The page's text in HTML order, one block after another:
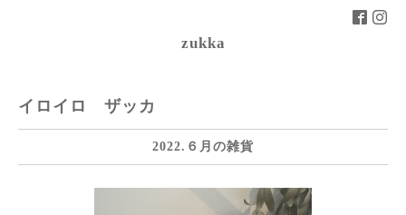
zukka
イロイロ ザッカ
2022.６月の雑貨